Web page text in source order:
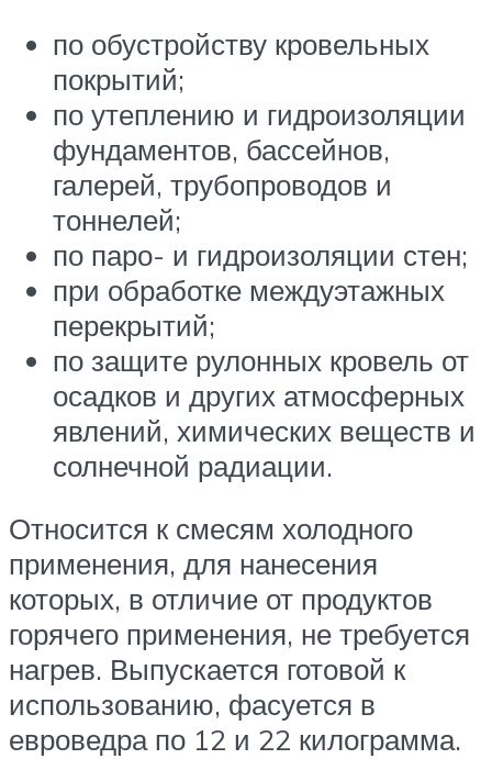
по обустройству кровельных
покрытий;
по утеплению и гидроизоляции
фундаментов, бассейнов,
галерей, трубопроводов и
тоннелей;
по паро- и гидроизоляции стен;
при обработке междуэтажных
перекрытий;
по защите рулонных кровель от
осадков и других атмосферных
явлений, химических веществ и
солнечной радиации.
Относится к смесям холодного
применения, для нанесения
которых, в отличие от продуктов
горячего применения, не требуется
нагрев. Выпускается готовой к
использованию, фасуется в
евроведра по 12 и 22 килограмма.